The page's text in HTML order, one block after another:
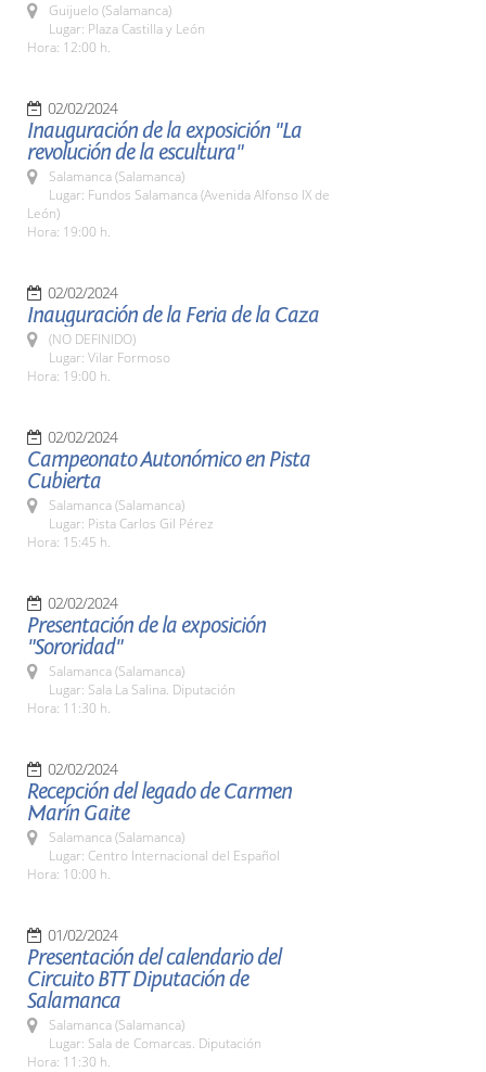
Guijuelo (Salamanca)
Lugar: Plaza Castilla y León
Hora: 12:00 h.
02/02/2024
Inauguración de la exposición "La
revolución de la escultura"
Salamanca (Salamanca)
Lugar: Fundos Salamanca (Avenida Alfonso IX de
León)
Hora: 19:00 h.
02/02/2024
Inauguración de la Feria de la Caza
(NO DEFINIDO)
Lugar: Vilar Formoso
Hora: 19:00 h.
02/02/2024
Campeonato Autonómico en Pista
Cubierta
Salamanca (Salamanca)
Lugar: Pista Carlos Gil Pérez
Hora: 15:45 h.
02/02/2024
Presentación de la exposición
"Sororidad"
Salamanca (Salamanca)
Lugar: Sala La Salina. Diputación
Hora: 11:30 h.
02/02/2024
Recepción del legado de Carmen
Marín Gaite
Salamanca (Salamanca)
Lugar: Centro Internacional del Español
Hora: 10:00 h.
01/02/2024
Presentación del calendario del
Circuito BTT Diputación de
Salamanca
Salamanca (Salamanca)
Lugar: Sala de Comarcas. Diputación
Hora: 11:30 h.